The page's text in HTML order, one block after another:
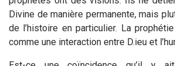
Divine de manière permanente, mais
de l’histoire en particulier. La
comme une interaction entre D.ieu et